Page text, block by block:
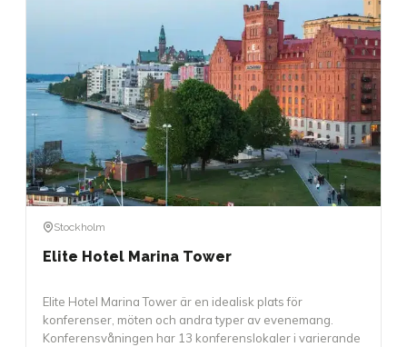
Stockholm
Elite Hotel Marina Tower
Elite Hotel Marina Tower är en idealisk plats för
konferenser, möten och andra typer av evenemang.
Konferensvåningen har 13 konferenslokaler i varierande